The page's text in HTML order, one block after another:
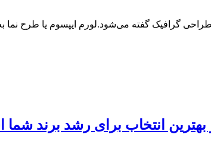
گرافیک گفته می‌شود.لورم ایپسوم یا طرح‌
بهترین انتخاب برای رشد برند